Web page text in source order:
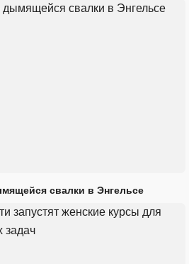
свалки в Энгельсе